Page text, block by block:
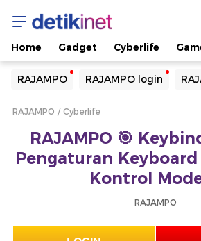
Home Gadget Cyberlife
RAJAMPO RAJAMPO login
Yang sedang ramai dicari
Loading...
Loading...
RAJAMPO Cyberlife
RAJAMPO 🎯
Pengaturan
Kontrol
RAJAMPO